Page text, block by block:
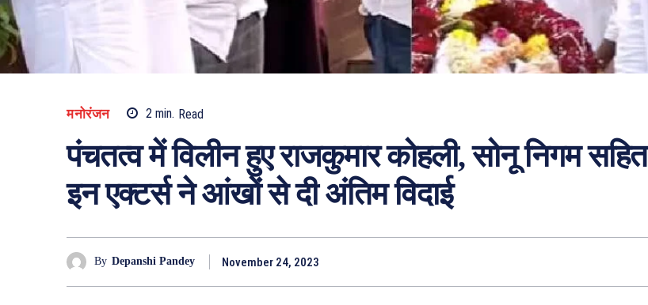
मनोरंजन 2min. Read
पंचतत्व में विलीन हुए राजकुमार कोहली, सोनू निगम सहित
इन एक्टर्स ने आंखों से दी अंतिम विदाई
By Depanshi Pandey November 24, 2023